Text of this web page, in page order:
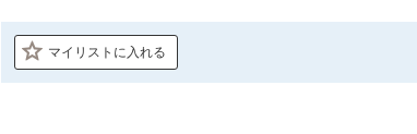
マイリストに入れる